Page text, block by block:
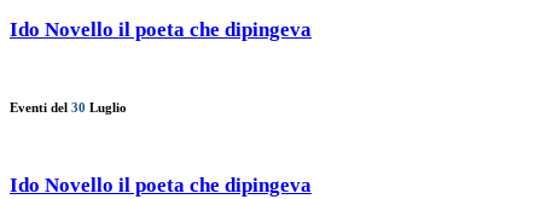
Ido Novello il poeta che dipingeva
Eventi del 30 Luglio
Ido Novello il poeta che dipingeva